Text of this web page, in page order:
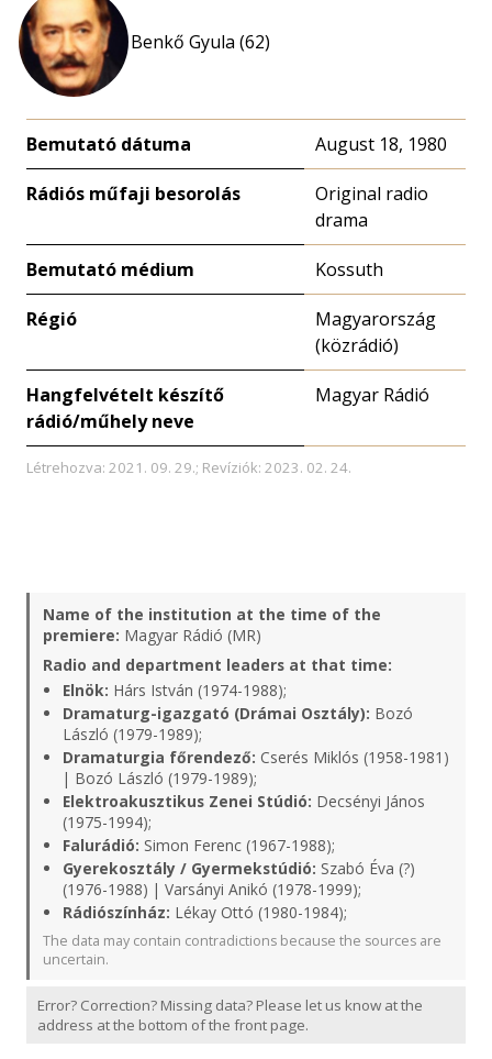
Benkő Gyula (62)
Bemutató dátuma August 18, 1980
Rádiós műfaji besorolás
Original radio
drama
Bemutató médium Kossuth
Régió
Magyarország
(közrádió)
Hangfelvételt készítő
rádió/műhely neve
Magyar Rádió
Létrehozva: 2021. 09. 29.; Revíziók: 2023. 02. 24.
Name of the institution at the time of the
premiere: Magyar Rádió (MR)
Radio and department leaders at that time:
Elnök: Hárs István (1974-1988);
Dramaturg-igazgató (Drámai Osztály): Bozó
László (1979-1989);
Dramaturgia főrendező: Cserés Miklós (1958-1981)
| Bozó László (1979-1989);
Elektroakusztikus Zenei Stúdió: Decsényi János
(1975-1994);
Falurádió: Simon Ferenc (1967-1988);
Gyerekosztály / Gyermekstúdió: Szabó Éva (?)
(1976-1988) | Varsányi Anikó (1978-1999);
Rádiószínház: Lékay Ottó (1980-1984);
The data may contain contradictions because the sources are
uncertain.
Error? Correction? Missing data? Please let us know at the
address at the bottom of the front page.